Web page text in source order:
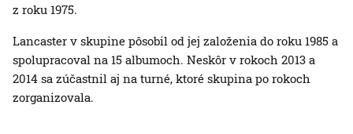
z roku 1975.
Lancaster v skupine pôsobil od jej založenia do roku 1985 a
spolupracoval na 15 albumoch. Neskôr v rokoch 2013 a
2014 sa zúčastnil aj na turné, ktoré skupina po rokoch
zorganizovala.